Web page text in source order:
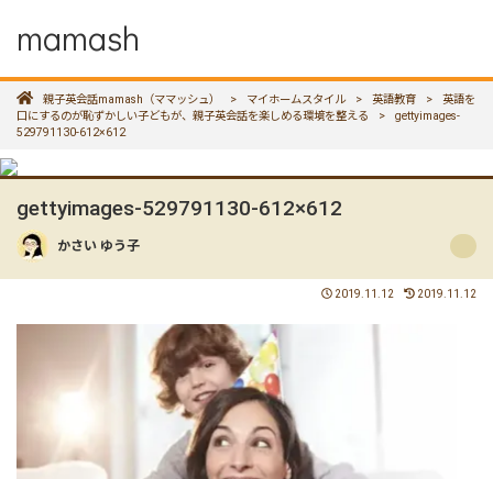
mamash
親子英会話mamash（ママッシュ） > マイホームスタイル > 英語教育 >
英語を
口にするのが恥ずかしい子どもが、親子英会話を楽しめる環境を整える
>
gettyimages-
529791130-612×612
gettyimages-529791130-612×612
かさい ゆう子
2019.11.12 2019.11.12